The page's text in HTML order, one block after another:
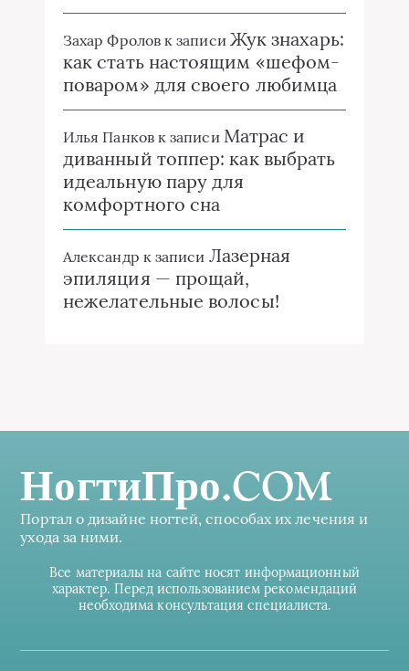
Захар Фроловк записи Жук знахарь:
как стать настоящим «шефом-
поваром» для своего любимца
Илья Панковк записи Матрас и
диванный топпер: как выбрать
идеальную пару для
комфортного сна
Александр к записи Лазерная
эпиляция — прощай,
нежелательные волосы!
НогтиПро.COM
Портал о дизайне ногтей, способах их лечения и
ухода за ними.
Все материалы на сайте носят информационный
характер. Перед использованием рекомендаций
необходима консультация специалиста.